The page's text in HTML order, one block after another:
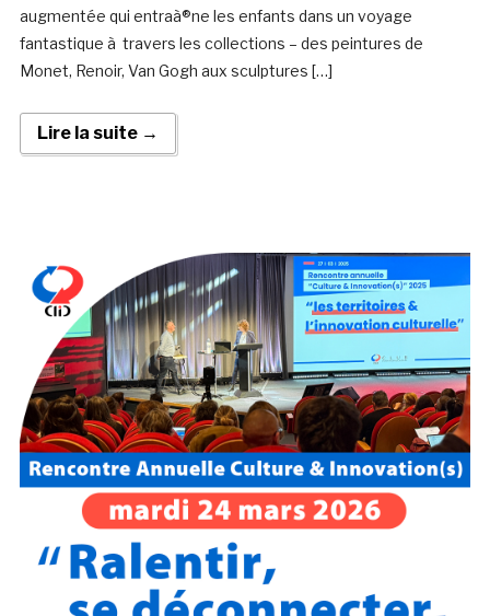
augmentée qui entraà®ne les enfants dans un voyage
fantastique à travers les collections – des peintures de
Monet, Renoir, Van Gogh aux sculptures […]
Lire la suite →